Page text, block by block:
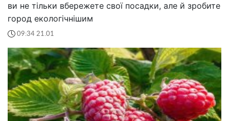
ви не тільки вбережете свої посадки, але й зробите
город екологічнішим
09:34 21.01